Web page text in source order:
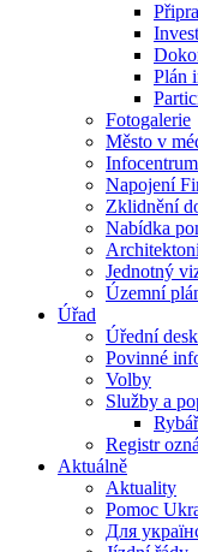
Plán
Fotogalerie
Město v
Napojení
Zklidnění
Nabídka
Jednotný
Územní
Úřad
Úřední
Povinné
Volby
Služby a
Registr
Aktuálně
Aktuality
Pomoc
Для